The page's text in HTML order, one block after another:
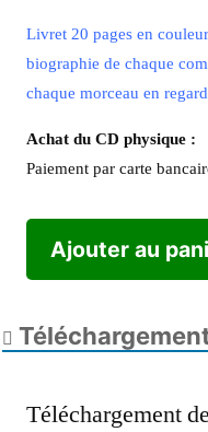
Livret 20 pages en
biographie de chaque
chaque morceau en
Achat du CD physique :
Paiement par carte
Ajouter au
Téléchargement